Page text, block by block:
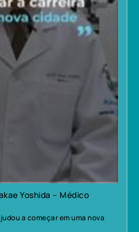
Yoshida – Médico
a começar em uma nova